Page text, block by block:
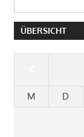
ÜBERSICHT
M D